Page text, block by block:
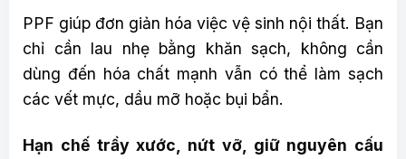
PPF giúp đơn giản hóa việc vệ sinh nội thất. Bạn
chỉ cần lau nhẹ bằng khăn sạch, không cần
dùng đến hóa chất mạnh vẫn có thể làm sạch
các vết mực, dầu mỡ hoặc bụi bẩn.
Hạn chế trầy xước, nứt vỡ, giữ nguyên cấu